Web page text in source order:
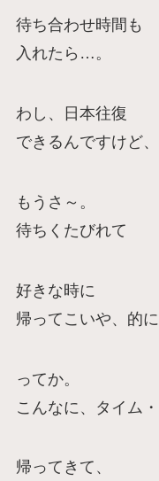
待ち合わせ時間も
入れたら…。
わし、日本往復
できるんですけど
もうさ～。
待ちくたびれて
好きな時に
帰ってこいや、的
ってか。
こんなに、タイム
帰ってきて、